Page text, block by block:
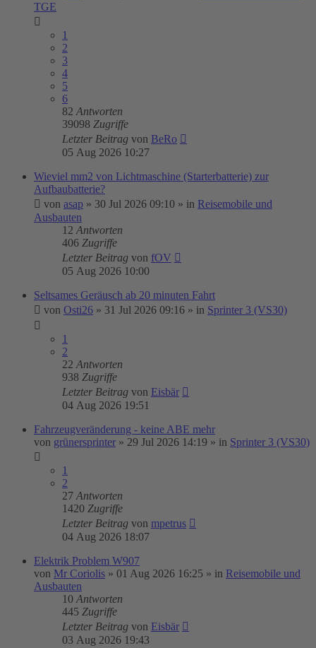
TGE
1
2
3
4
5
6
82 Antworten
39098 Zugriffe
Letzter Beitrag von BeRo
05 Aug 2026 10:27
Wieviel mm2 von Lichtmaschine (Starterbatterie) zur
Aufbaubatterie?
von asap » 30 Jul 2026 09:10 » in Reisemobile und
Ausbauten
12 Antworten
406 Zugriffe
Letzter Beitrag von fOV
05 Aug 2026 10:00
Seltsames Geräusch ab 20 minuten Fahrt
von Osti26 » 31 Jul 2026 09:16 » in Sprinter 3 (VS30)
1
2
22 Antworten
938 Zugriffe
Letzter Beitrag von Eisbär
04 Aug 2026 19:51
Fahrzeugveränderung - keine ABE mehr
von grünersprinter » 29 Jul 2026 14:19 » in Sprinter 3 (VS30)
1
2
27 Antworten
1420 Zugriffe
Letzter Beitrag von mpetrus
04 Aug 2026 18:07
Elektrik Problem W907
von Mr Coriolis » 01 Aug 2026 16:25 » in Reisemobile und
Ausbauten
10 Antworten
445 Zugriffe
Letzter Beitrag von Eisbär
03 Aug 2026 19:43